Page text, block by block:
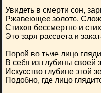
Увидеть в смерти сон,
Ржавеющее золото.
Стихов бессмертно и
Это заря рассвета и
Порой во тьме лицо
В себя из глубины своей
Искусство глубине этой
Подобно, где лицо